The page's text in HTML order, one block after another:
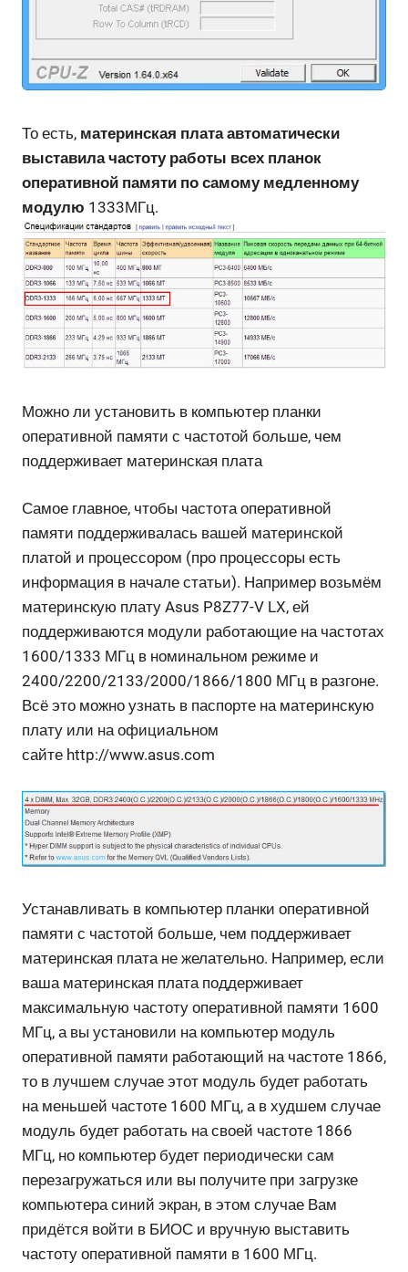
То есть, материнская плата автоматически
выставила частоту работы всех планок
оперативной памяти по самому медленному
модулю 1333МГц.
Можно ли установить в компьютер планки
оперативной памяти с частотой больше, чем
поддерживает материнская плата
Самое главное, чтобы частота оперативной
памяти поддерживалась вашей материнской
платой и процессором (про процессоры есть
информация в начале статьи). Например возьмём
материнскую плату Asus P8Z77-V LX, ей
поддерживаются модули работающие на частотах
1600/1333 МГц в номинальном режиме и
2400/2200/2133/2000/1866/1800 МГц в разгоне.
Всё это можно узнать в паспорте на материнскую
плату или на официальном
сайте http://www.asus.com
Устанавливать в компьютер планки оперативной
памяти с частотой больше, чем поддерживает
материнская плата не желательно. Например, если
ваша материнская плата поддерживает
максимальную частоту оперативной памяти 1600
МГц, а вы установили на компьютер модуль
оперативной памяти работающий на частоте 1866,
то в лучшем случае этот модуль будет работать
на меньшей частоте 1600 МГц, а в худшем случае
модуль будет работать на своей частоте 1866
МГц, но компьютер будет периодически сам
перезагружаться или вы получите при загрузке
компьютера синий экран, в этом случае Вам
придётся войти в БИОС и вручную выставить
частоту оперативной памяти в 1600 МГц.